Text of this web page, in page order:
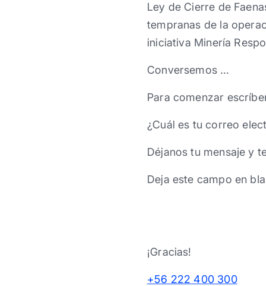
Ley de Cierre de
tempranas de la
iniciativa Minería
Conversemos …
Para comenzar
¿Cuál es tu correo
Déjanos tu mensaje y
Deja este campo en
¡Gracias!
+56 222 400 300